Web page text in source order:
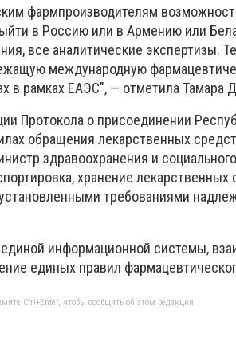
фармпроизводителям
в Россию или в Армению или
все аналитические экспертизы.
международную
в рамках ЕАЭС", — отметила Тамара
Протокола о присоединении
обращения лекарственных
здравоохранения и
хранение лекарственных
требованиями
информационной системы,
единых правил
Ctrl+Enter, чтобы сообщить об этом редакции